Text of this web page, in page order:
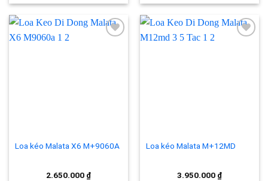
Loa kéo Malata X6 M+9060A
2.650.000 ₫
Loa kéo Malata M+12MD
3.950.000 ₫